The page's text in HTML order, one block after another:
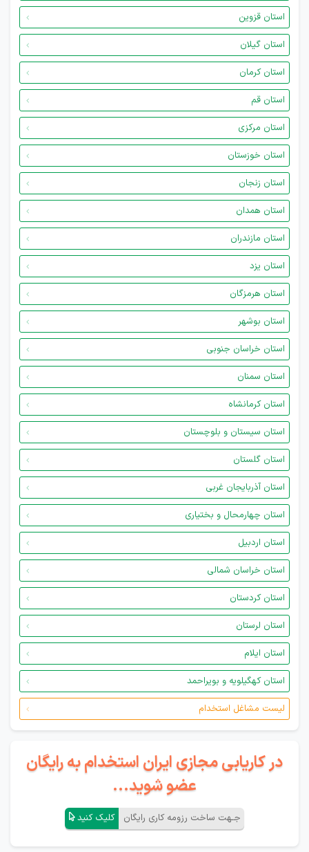
استان قزوین
استان گیلان
استان کرمان
استان قم
استان مرکزی
استان خوزستان
استان زنجان
استان همدان
استان مازندران
استان یزد
استان هرمزگان
استان بوشهر
استان خراسان جنوبی
استان سمنان
استان کرمانشاه
استان سیستان و بلوچستان
استان گلستان
استان آذربایجان غربی
استان چهارمحال و بختیاری
استان اردبیل
استان خراسان شمالی
استان کردستان
استان لرستان
استان ایلام
استان کهگیلویه و بویراحمد
لیست مشاغل استخدام
در کاریابی مجازی ایران استخدام به رایگان
عضو شوید...
جـهت ساخت رزومه کاری رایگان کلیک کنید